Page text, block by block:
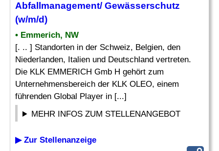
Abfallmanagement/ Gewässerschutz
(w/m/d)
• Emmerich, NW
[. .. ] Standorten in der Schweiz, Belgien, den
Niederlanden, Italien und Deutschland vertreten.
Die KLK EMMERICH Gmb H gehört zum
Unternehmensbereich der KLK OLEO, einem
führenden Global Player in [...]
MEHR INFOS ZUM STELLENANGEBOT
▶ Zur Stellenanzeige